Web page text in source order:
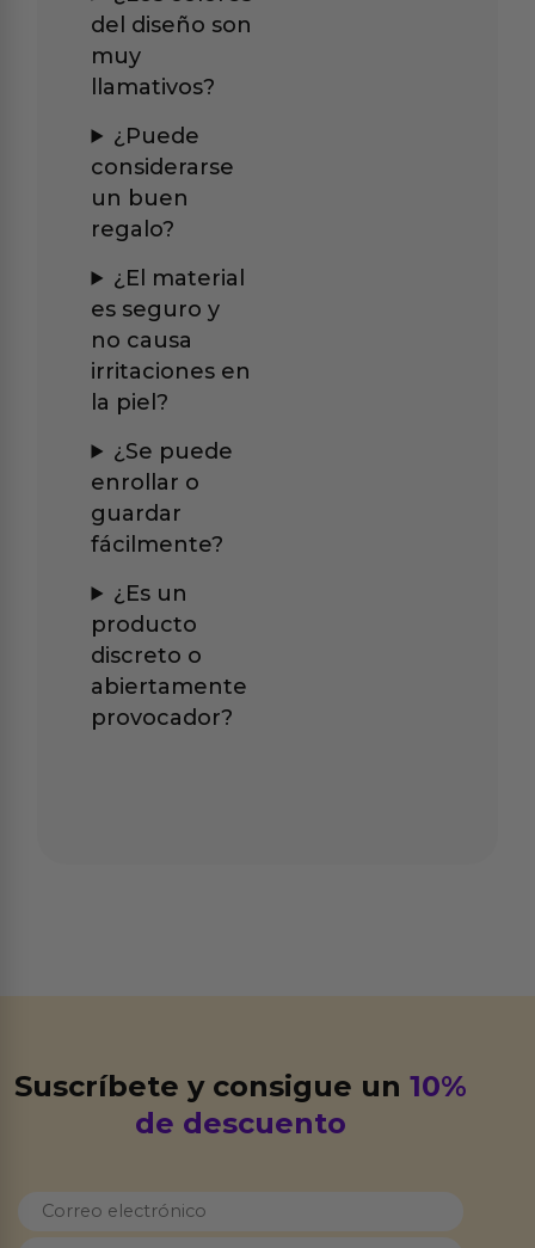
del diseño son
muy
llamativos?
¿Puede
considerarse
un buen
regalo?
¿El material
es seguro y
no causa
irritaciones en
la piel?
¿Se puede
enrollar o
guardar
fácilmente?
¿Es un
producto
discreto o
abiertamente
provocador?
Suscríbete y consigue un10%
de descuento